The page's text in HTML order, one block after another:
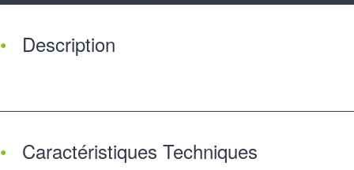
Description
Caractéristiques Techniques